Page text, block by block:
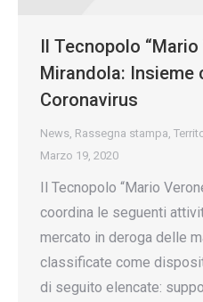
Il Tecnopolo
Mirandola: Insieme
Coronavirus
News Rassegna stampa
Marzo 19, 2020
Il Tecnopolo “Mario
coordina le seguenti
mercato in deroga delle
classificate come
di seguito elencate: